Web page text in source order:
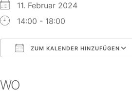
11. Februar 2024
14:00 - 18:00
ZUM KALENDER HINZUFÜGEN
WO